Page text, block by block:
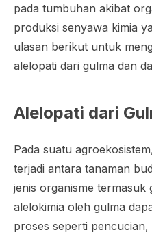
pada tumbuhan akibat
produksi senyawa kimia
ulasan berikut untuk
alelopati dari gulma dan
Alelopati dari
Pada suatu
terjadi antara tanaman
jenis organisme termasuk
alelokimia oleh gulma
proses seperti